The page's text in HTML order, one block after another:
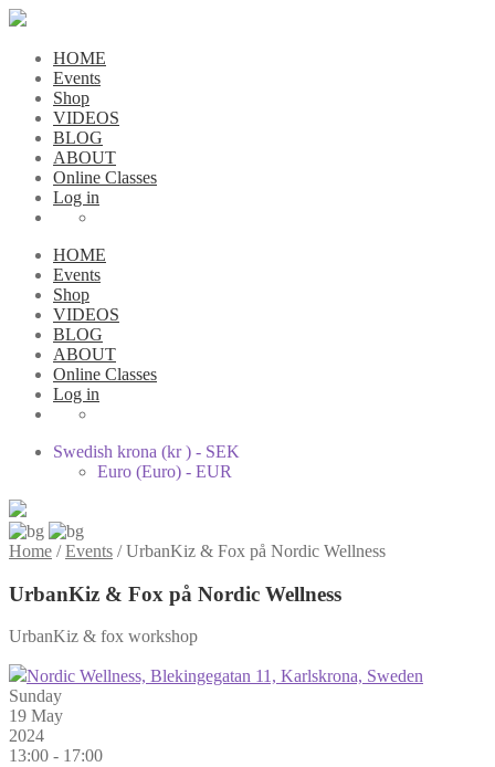
HOME
Events
Shop
VIDEOS
BLOG
ABOUT
Online Classes
Log in
HOME
Events
Shop
VIDEOS
BLOG
ABOUT
Online Classes
Log in
Swedish krona (kr ) - SEK
Euro (Euro) - EUR
Home /Events /UrbanKiz & Fox på Nordic Wellness
UrbanKiz & Fox på Nordic Wellness
UrbanKiz & fox workshop
Nordic Wellness, Blekingegatan 11, Karlskrona, Sweden
Sunday
19 May
2024
13:00 - 17:00